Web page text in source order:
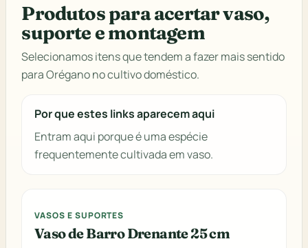
Produtos para acertar vaso,
suporte e montagem
Selecionamos itens que tendem a fazer mais sentido
para Orégano no cultivo doméstico.
Por que estes links aparecem aqui
Entram aqui porque é uma espécie
frequentemente cultivada em vaso.
VASOS E SUPORTES
Vaso de Barro Drenante 25 cm